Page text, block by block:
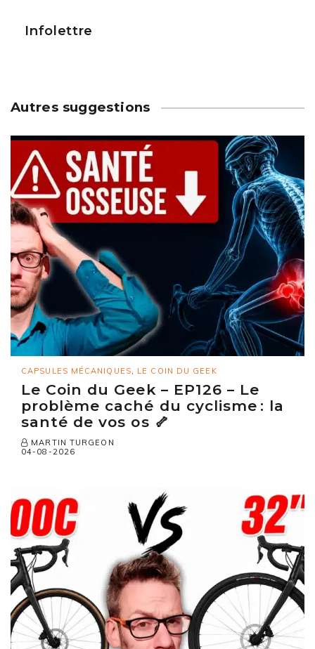
Infolettre
Autres suggestions
CAPSULES MÉCANIQUES LE COIN DU GEEK
Le Coin du Geek – EP126 – Le
problème caché du cyclisme : la
santé de vos os 🦴
MARTIN TURGEON
04-08-2026